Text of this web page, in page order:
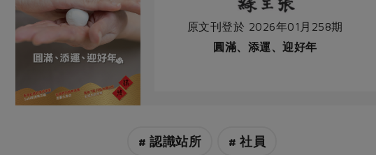
原文刊登於 2026年01月258期
圓滿、添運、迎好年
# 認識站所 # 社員